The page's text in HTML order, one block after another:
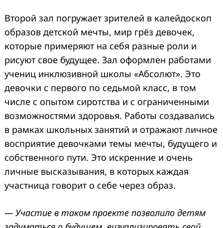
Второй зал погружает зрителей в калейдоскоп
образов детской мечты, мир грёз девочек,
которые примеряют на себя разные роли и
рисуют свое будущее. Зал оформлен работами
учениц инклюзивной школы «Абсолют». Это
девочки с первого по седьмой класс, в том
числе с опытом сиротства и с ограниченными
возможностями здоровья. Работы создавались
в рамках школьных занятий и отражают личное
восприятие девочками темы мечты, будущего и
собственного пути. Это искренние и очень
личные высказывания, в которых каждая
участница говорит о себе через образ.
— Участие в таком проекте позволило детям